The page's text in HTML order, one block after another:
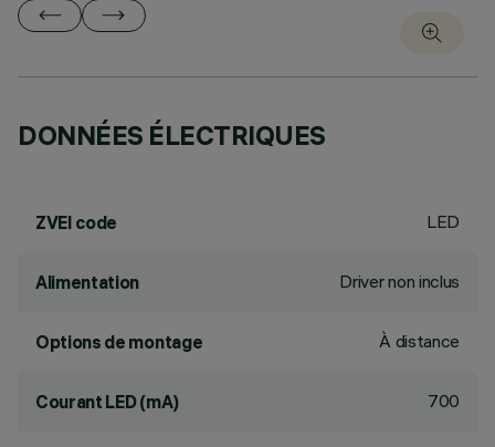
DONNÉES ÉLECTRIQUES
ZVEI code LED
Alimentation Driver non inclus
Options de montage À distance
Courant LED (mA) 700